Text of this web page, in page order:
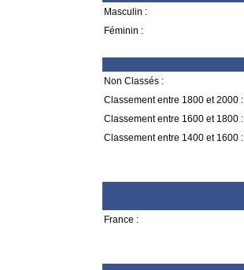
Masculin :
Féminin :
Non Classés :
Classement entre 1800 et 2000 :
Classement entre 1600 et 1800 :
Classement entre 1400 et 1600 :
France :